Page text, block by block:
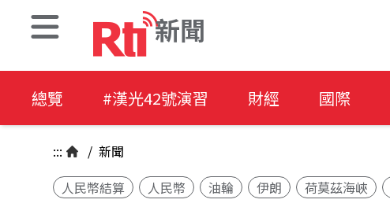
新聞
總覽 #漢光42號演習 財經 國際
::: / 新聞
人民幣結算
人民幣 油輪 伊朗 荷莫茲海峽